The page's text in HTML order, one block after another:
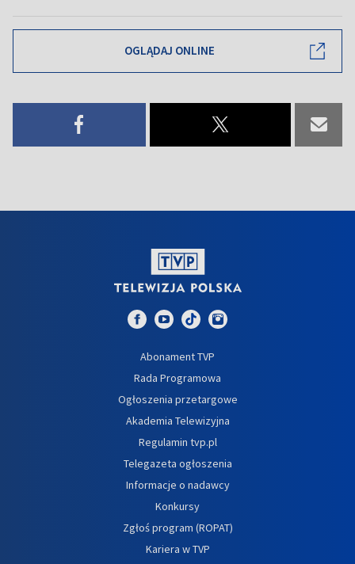
OGLĄDAJ ONLINE
Abonament TVP
Rada Programowa
Ogłoszenia przetargowe
Akademia Telewizyjna
Regulamin tvp.pl
Telegazeta ogłoszenia
Informacje o nadawcy
Konkursy
Zgłoś program (ROPAT)
Kariera w TVP